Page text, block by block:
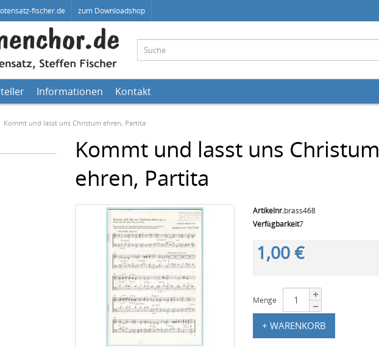
fischer.de zum Downloadshop
Informationen Kontakt
Kommt und lasst uns Christum ehren, Partita
Kommt und lasst uns Christum
ehren, Partita
Artikelnr.brass468
Verfügbarkeit7
1,00 €
Menge
+ WARENKORB